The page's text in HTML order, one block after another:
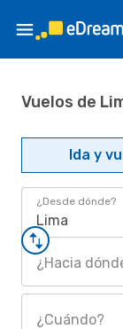
Vuelos de
Ida y
¿Desde dónde?
Lima
¿Hacia
¿Cuándo?